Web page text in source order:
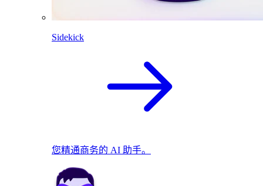
Sidekick
您精通商务的 AI 助手。